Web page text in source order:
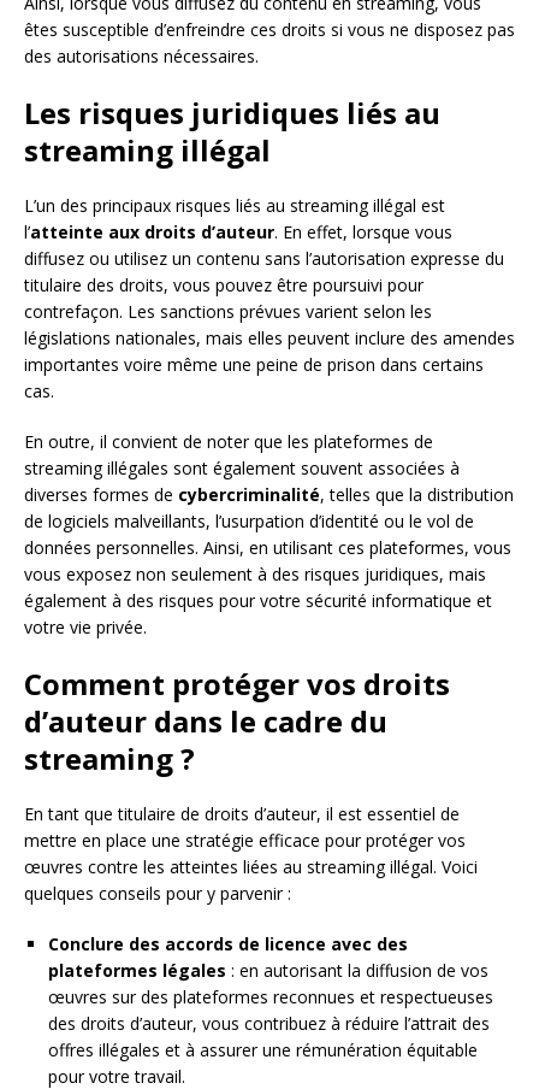
êtes susceptible d’enfreindre ces droits si vous ne disposez pas
des autorisations nécessaires.
Les risques juridiques liés au
streaming illégal
L’un des principaux risques liés au streaming illégal est
l’atteinte aux droits d’auteur. En effet, lorsque vous
diffusez ou utilisez un contenu sans l’autorisation expresse du
titulaire des droits, vous pouvez être poursuivi pour
contrefaçon. Les sanctions prévues varient selon les
législations nationales, mais elles peuvent inclure des amendes
importantes voire même une peine de prison dans certains
cas.
En outre, il convient de noter que les plateformes de
streaming illégales sont également souvent associées à
diverses formes de cybercriminalité, telles que la distribution
de logiciels malveillants, l’usurpation d’identité ou le vol de
données personnelles. Ainsi, en utilisant ces plateformes, vous
vous exposez non seulement à des risques juridiques, mais
également à des risques pour votre sécurité informatique et
votre vie privée.
Comment protéger vos droits
d’auteur dans le cadre du
streaming ?
En tant que titulaire de droits d’auteur, il est essentiel de
mettre en place une stratégie efficace pour protéger vos
œuvres contre les atteintes liées au streaming illégal. Voici
quelques conseils pour y parvenir :
Conclure des accords de licence avec des
plateformes légales : en autorisant la diffusion de vos
œuvres sur des plateformes reconnues et respectueuses
des droits d’auteur, vous contribuez à réduire l’attrait des
offres illégales et à assurer une rémunération équitable
pour votre travail.